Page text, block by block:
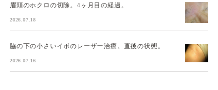
眉頭のホクロの切除。4ヶ月目の経過。
2026.07.18
脇の下の小さいイボのレーザー治療。直後の状態。
2026.07.16